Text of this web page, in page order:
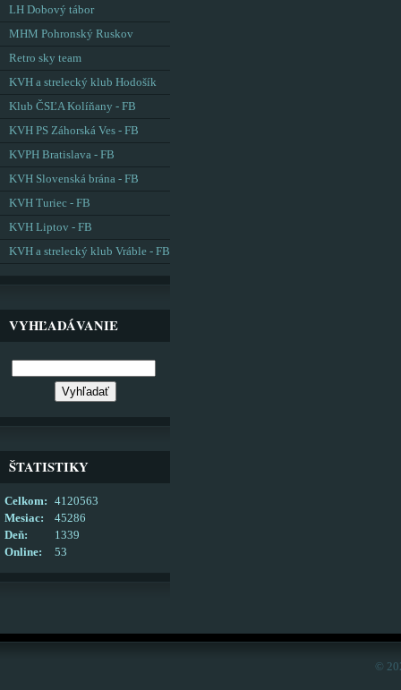
LH Dobový tábor
MHM Pohronský Ruskov
Retro sky team
KVH a strelecký klub Hodošík
Klub ČSĽA Kolíňany - FB
KVH PS Záhorská Ves - FB
KVPH Bratislava - FB
KVH Slovenská brána - FB
KVH Turiec - FB
KVH Liptov - FB
KVH a strelecký klub Vráble - FB
VYHĽADÁVANIE
ŠTATISTIKY
Online: 53
Celkom:
4120563
Mesiac:
45286
Deň:
1339
©